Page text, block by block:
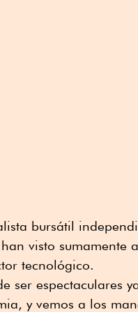
bursátil
visto sumamente
tecnológico.
ser espectaculares
y vemos a los